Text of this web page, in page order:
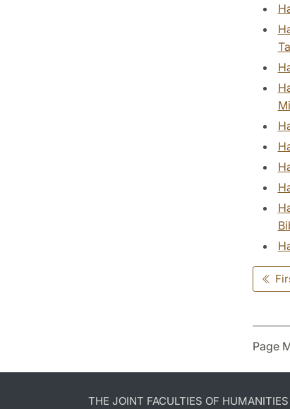
Page
THE JOINT FACULTIES OF